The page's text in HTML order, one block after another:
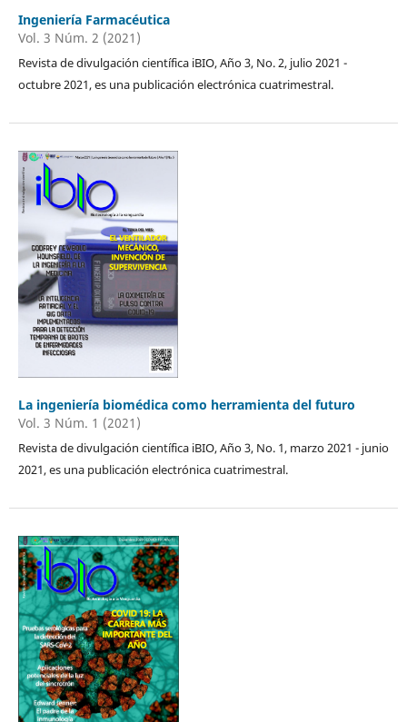
Ingeniería Farmacéutica
Vol. 3 Núm. 2 (2021)
Revista de divulgación científica iBIO, Año 3, No. 2, julio 2021 -
octubre 2021, es una publicación electrónica cuatrimestral.
La ingeniería biomédica como herramienta del futuro
Vol. 3 Núm. 1 (2021)
Revista de divulgación científica iBIO, Año 3, No. 1, marzo 2021 - junio
2021, es una publicación electrónica cuatrimestral.